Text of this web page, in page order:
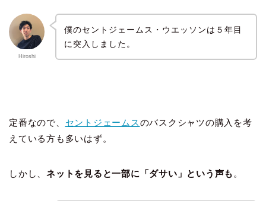
Hiroshi
僕のセントジェームス・ウエッソンは５年目
に突入しました。
定番なので、 セントジェームスのバスクシャツの購入を考
えている方も多いはず。
しかし、 ネットを見ると一部に「ダサい」という声も 。